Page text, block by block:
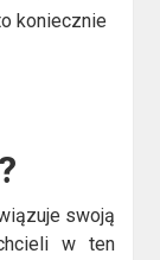
koniecznie
swoją
w ten